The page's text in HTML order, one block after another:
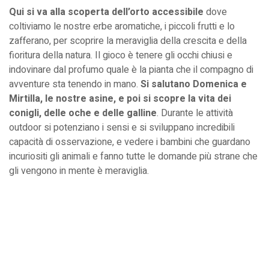
Qui si va alla scoperta dell’orto accessibile dove
coltiviamo le nostre erbe aromatiche, i piccoli frutti e lo
zafferano, per scoprire la meraviglia della crescita e della
fioritura della natura. Il gioco è tenere gli occhi chiusi e
indovinare dal profumo quale è la pianta che il compagno di
avventure sta tenendo in mano. Si salutano Domenica e
Mirtilla, le nostre asine, e poi si scopre la vita dei
conigli, delle oche e delle galline. Durante le attività
outdoor si potenziano i sensi e si sviluppano incredibili
capacità di osservazione, e vedere i bambini che guardano
incuriositi gli animali e fanno tutte le domande più strane che
gli vengono in mente è meraviglia.